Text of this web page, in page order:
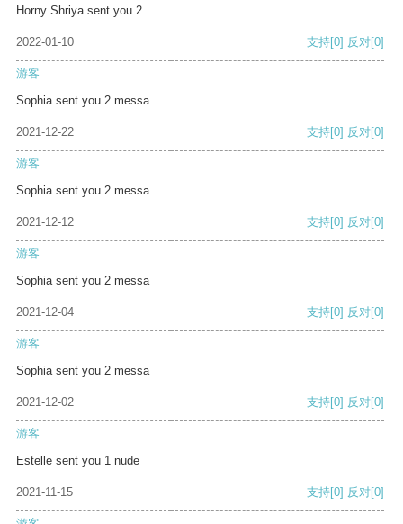
Horny Shriya sent you 2
2022-01-10 支持[0] 反对[0]
游客
Sophia sent you 2 messa
2021-12-22 支持[0] 反对[0]
游客
Sophia sent you 2 messa
2021-12-12 支持[0] 反对[0]
游客
Sophia sent you 2 messa
2021-12-04 支持[0] 反对[0]
游客
Sophia sent you 2 messa
2021-12-02 支持[0] 反对[0]
游客
Estelle sent you 1 nude
2021-11-15 支持[0] 反对[0]